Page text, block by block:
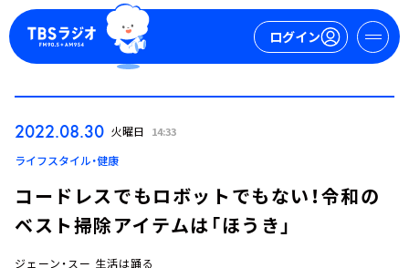
ログイン
ログイン
2022.08.30 火曜日 14:33
ライフスタイル・健康
コードレスでもロボットでもない！令和の
ベスト掃除アイテムは「ほうき」
ジェーン・スー 生活は踊る